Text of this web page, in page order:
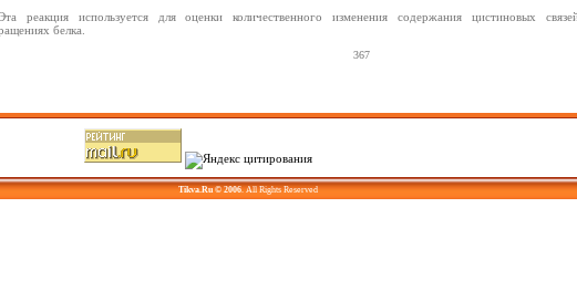
реакция используется для оценки количественного изменения содержания цистиновых
белка.
367
Tikva.Ru © 2006. All Rights Reserved